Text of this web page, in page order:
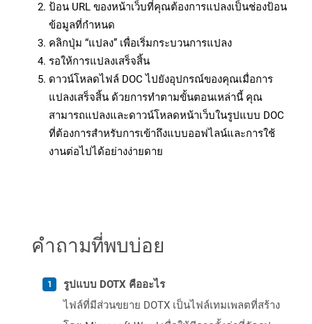
ป้อน URL ของหน้าเว็บที่คุณต้องการแปลงเป็นช่องป้อน
ข้อมูลที่กำหนด
คลิกปุ่ม “แปลง” เพื่อเริ่มกระบวนการแปลง
รอให้การแปลงเสร็จสิ้น
ดาวน์โหลดไฟล์ DOC ไปยังอุปกรณ์ของคุณเมื่อการ
แปลงเสร็จสิ้น ด้วยการทำตามขั้นตอนเหล่านี้ คุณ
สามารถแปลงและดาวน์โหลดหน้าเว็บในรูปแบบ DOC
ที่ต้องการสำหรับการเข้าถึงแบบออฟไลน์และการใช้
งานต่อไปได้อย่างง่ายดาย
คำถามที่พบบ่อย
รูปแบบ DOTX คืออะไร
ไฟล์ที่มีส่วนขยาย DOTX เป็นไฟล์เทมเพลตที่สร้าง